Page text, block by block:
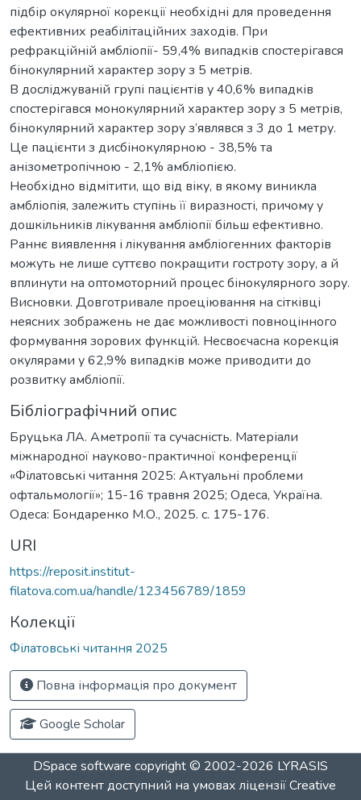
підбір окулярної корекції необхідні для проведення
ефективних реабілітаційних заходів. При
рефракційній амбліопії- 59,4% випадків спостерігався
бінокулярний характер зору з 5 метрів.
В досліджуваній групі пацієнтів у 40,6% випадків
спостерігався монокулярний характер зору з 5 метрів,
бінокулярний характер зору з’являвся з 3 до 1 метру.
Це пацієнти з дисбінокулярною - 38,5% та
анізометропічною - 2,1% амбліопією.
Необхідно відмітити, що від віку, в якому виникла
амбліопія, залежить ступінь її виразності, причому у
дошкільників лікування амбліопії більш ефективно.
Раннє виявлення і лікування амбліогенних факторів
можуть не лише суттєво покращити гостроту зору, а й
вплинути на оптомоторний процес бінокулярного зору.
Висновки. Довготривале проеціювання на сітківці
неясних зображень не дає можливості повноцінного
формування зорових функцій. Несвоєчасна корекція
окулярами у 62,9% випадків може приводити до
розвитку амбліопії.
Бібліографічний опис
Бруцька ЛА. Аметропії та сучасність. Матеріали
міжнародної науково-практичної конференції
«Філатовські читання 2025: Актуальні проблеми
офтальмології»; 15-16 травня 2025; Одеса, Україна.
Одеса: Бондаренко М.О., 2025. c. 175-176.
URI
https://reposit.institut-
filatova.com.ua/handle/123456789/1859
Колекції
Філатовські читання 2025
Повна інформація про документ
Google Scholar
DSpace software copyright © 2002-2026 LYRASIS
Цей контент доступний на умовах ліцензіїCreative